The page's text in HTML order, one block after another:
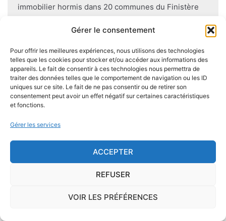
Gérer le consentement
Pour offrir les meilleures expériences, nous utilisons des technologies
telles que les cookies pour stocker et/ou accéder aux informations des
appareils. Le fait de consentir à ces technologies nous permettra de
traiter des données telles que le comportement de navigation ou les ID
uniques sur ce site. Le fait de ne pas consentir ou de retirer son
consentement peut avoir un effet négatif sur certaines caractéristiques
et fonctions.
Gérer les services
ACCEPTER
REFUSER
VOIR LES PRÉFÉRENCES
immobilier hormis dans 20 communes du Finistère
vigilant car des chantiers de champignons lignivores
France, en particulier dans le Finistère ou à Paris.
Pour se prémunir autant que possible d'éventuelles
nuisances dues aux mérules lors de la construction
du logement, il convient de respecter certaines
façades et toitures, de prévoir des aérations en